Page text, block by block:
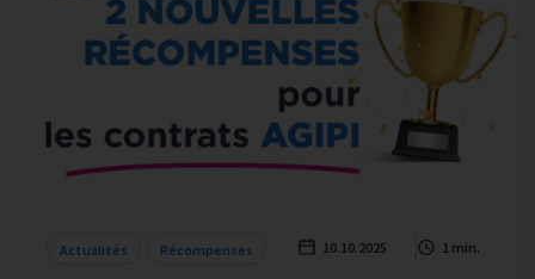
Actualités Récompenses 10.10.2025 1 min.